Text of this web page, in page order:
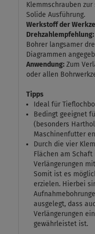
Klemmschrauben
Solide Ausführung.
Werkstoff der
Drehzahlempfehlung:
Bohrer langsamer
Diagrammen
Anwendung: Zum
oder allen
Tipps
Ideal für
Bedingt geeignet
(besonders
Maschinenfutter
Durch die vier
Flächen am
Verlängerungen
Somit ist es
erzielen. Hierbei
ausgelegt, dass
Verlängerungen
gewährleistet ist.